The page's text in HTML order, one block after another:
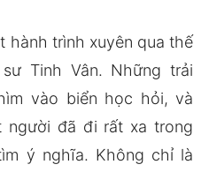
hành trình xuyên qua thế
Tinh Vân. Những trải
vào biển học hỏi, và
người đã đi rất xa trong
ý nghĩa. Không chỉ là